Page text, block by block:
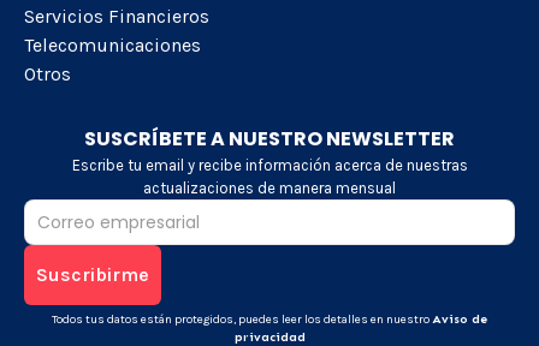
Servicios Financieros
Telecomunicaciones
Otros
SUSCRÍBETE A NUESTRO NEWSLETTER
Escribe tu email y recibe información acerca de nuestras
actualizaciones de manera mensual
Todos tus datos están protegidos, puedes leer los detalles en nuestroAviso de
privacidad